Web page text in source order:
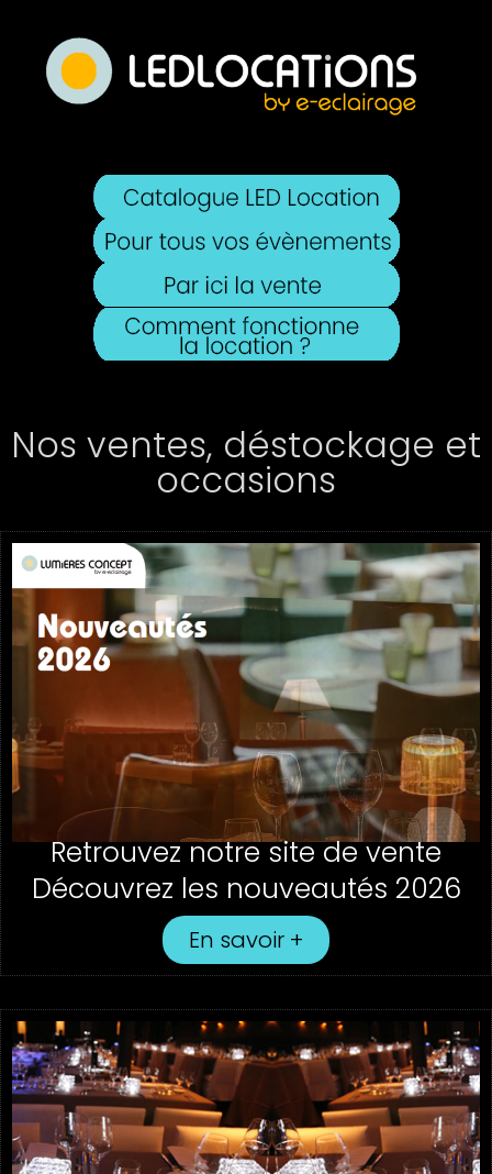
Nos ventes, déstockage et
occasions
Retrouvez notre site de vente
Découvrez les nouveautés 2026
En savoir +